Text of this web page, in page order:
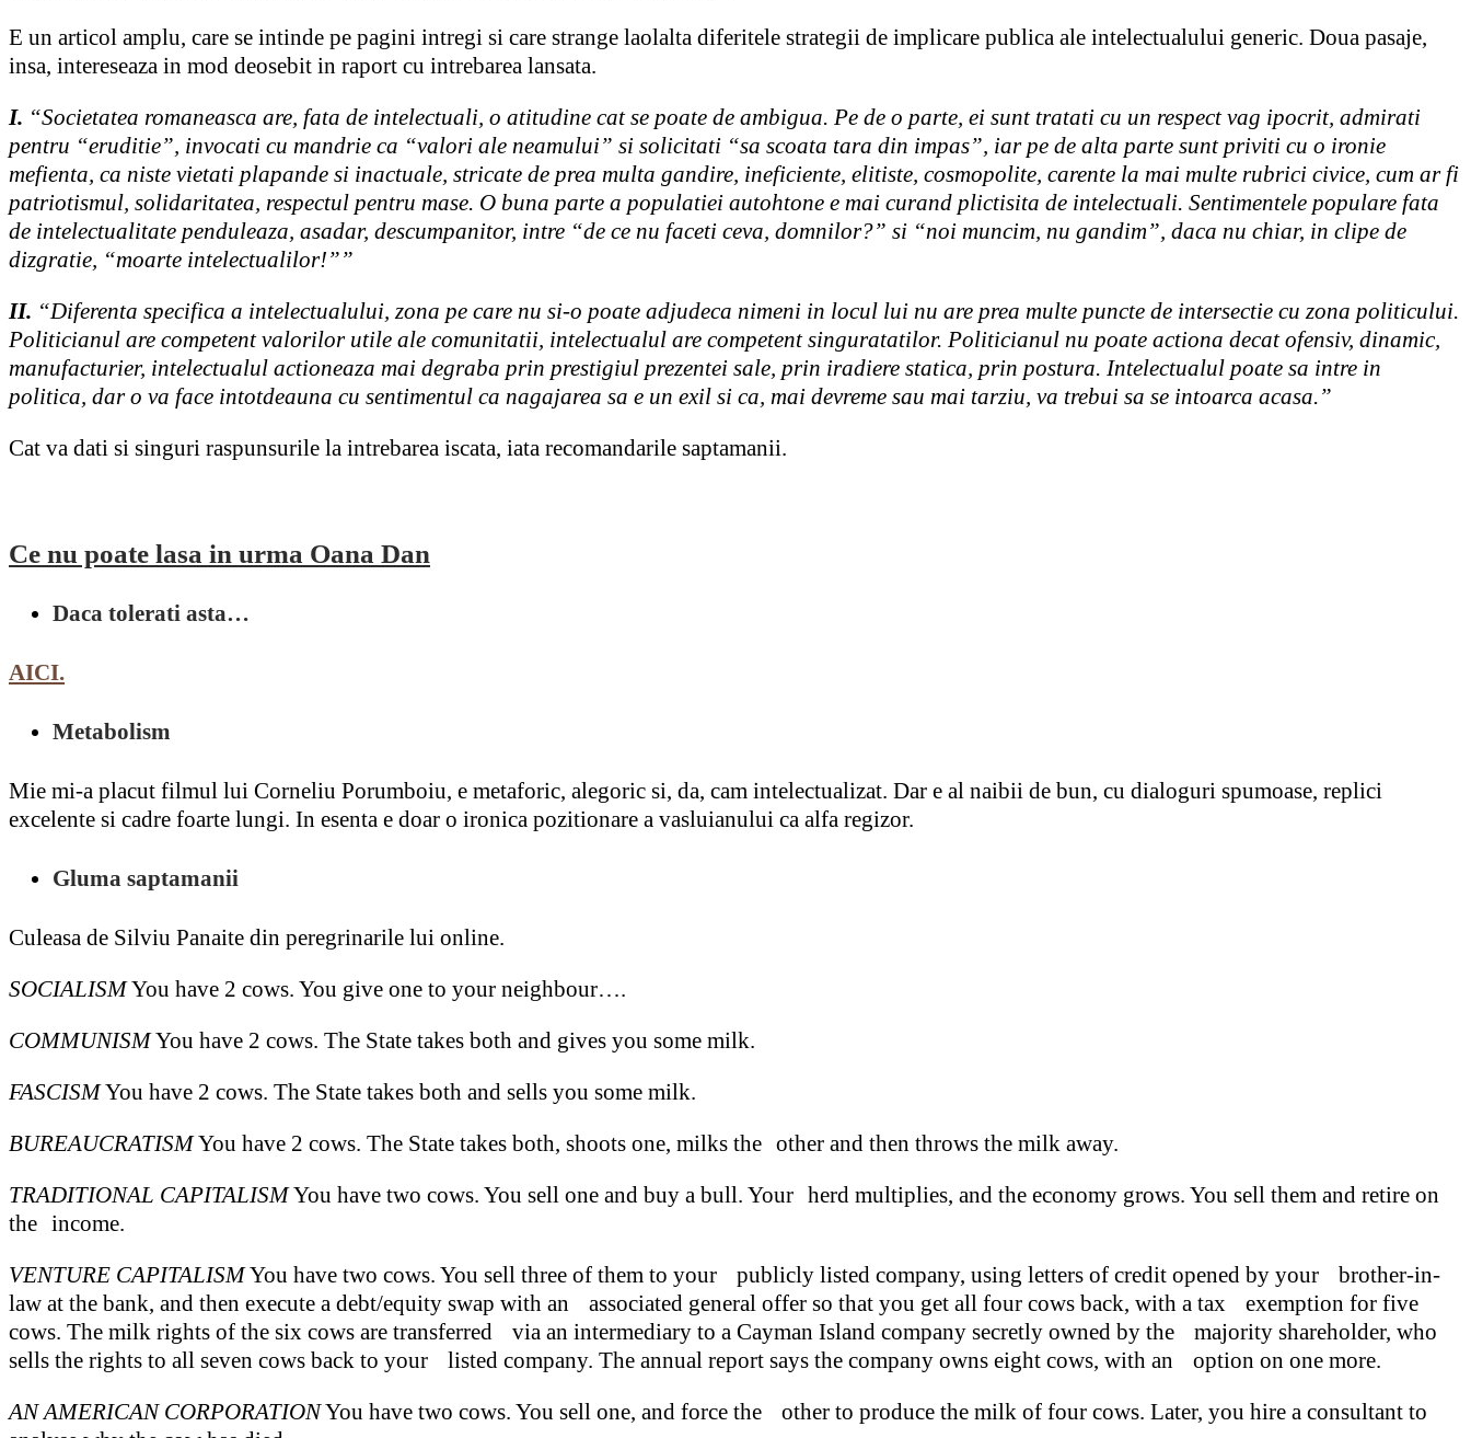
E un articol amplu, care se intinde pe pagini intregi si care strange laolalta diferitele strategii de implicare publica ale intelectualului generic. Doua pasaje,
insa, intereseaza in mod deosebit in raport cu intrebarea lansata.
I. “Societatea romaneasca are, fata de intelectuali, o atitudine cat se poate de ambigua. Pe de o parte, ei sunt tratati cu un respect vag ipocrit, admirati
pentru “eruditie”, invocati cu mandrie ca “valori ale neamului” si solicitati “sa scoata tara din impas”, iar pe de alta parte sunt priviti cu o ironie
mefienta, ca niste vietati plapande si inactuale, stricate de prea multa gandire, ineficiente, elitiste, cosmopolite, carente la mai multe rubrici civice, cum ar fi
patriotismul, solidaritatea, respectul pentru mase. O buna parte a populatiei autohtone e mai curand plictisita de intelectuali. Sentimentele populare fata
de intelectualitate penduleaza, asadar, descumpanitor, intre “de ce nu faceti ceva, domnilor?” si “noi muncim, nu gandim”, daca nu chiar, in clipe de
dizgratie, “moarte intelectualilor!””
II. “Diferenta specifica a intelectualului, zona pe care nu si-o poate adjudeca nimeni in locul lui nu are prea multe puncte de intersectie cu zona politicului.
Politicianul are competent valorilor utile ale comunitatii, intelectualul are competent singuratatilor. Politicianul nu poate actiona decat ofensiv, dinamic,
manufacturier, intelectualul actioneaza mai degraba prin prestigiul prezentei sale, prin iradiere statica, prin postura. Intelectualul poate sa intre in
politica, dar o va face intotdeauna cu sentimentul ca nagajarea sa e un exil si ca, mai devreme sau mai tarziu, va trebui sa se intoarca acasa.”
Cat va dati si singuri raspunsurile la intrebarea iscata, iata recomandarile saptamanii.
Ce nu poate lasa in urma Oana Dan
Daca tolerati asta…
AICI.
Metabolism
Mie mi-a placut filmul lui Corneliu Porumboiu, e metaforic, alegoric si, da, cam intelectualizat. Dar e al naibii de bun, cu dialoguri spumoase, replici
excelente si cadre foarte lungi. In esenta e doar o ironica pozitionare a vasluianului ca alfa regizor.
Gluma saptamanii
Culeasa de Silviu Panaite din peregrinarile lui online.
SOCIALISMYou have 2 cows. You give one to your neighbour….
COMMUNISMYou have 2 cows. The State takes both and gives you some milk.
FASCISMYou have 2 cows. The State takes both and sells you some milk.
BUREAUCRATISMYou have 2 cows. The State takes both, shoots one, milks the other and then throws the milk away.
TRADITIONAL CAPITALISMYou have two cows. You sell one and buy a bull. Your herd multiplies, and the economy grows. You sell them and retire on
the income.
VENTURE CAPITALISMYou have two cows. You sell three of them to your publicly listed company, using letters of credit opened by your brother-in-
law at the bank, and then execute a debt/equity swap with an associated general offer so that you get all four cows back, with a tax exemption for five
cows. The milk rights of the six cows are transferred via an intermediary to a Cayman Island company secretly owned by the majority shareholder, who
sells the rights to all seven cows back to your listed company. The annual report says the company owns eight cows, with an option on one more.
AN AMERICAN CORPORATIONYou have two cows. You sell one, and force the other to produce the milk of four cows. Later, you hire a consultant to